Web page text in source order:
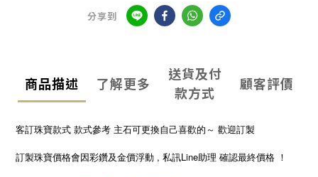
分享到
商品描述 了解更多
送貨及付
款方式
顧客評價
客訂珠寶款式 款式參考 主石可更換自己喜歡的～ 歡迎訂製
訂製珠寶價格會因彩鑽及金價浮動 , 私訊Line助理 確認最終價格 ！